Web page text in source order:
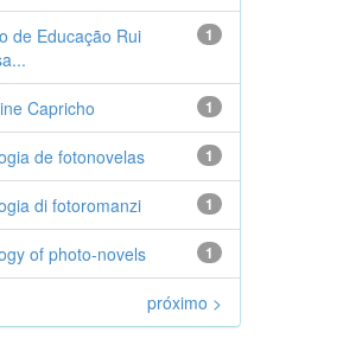
1
de Educação Rui
1
Capricho
1
de fotonovelas
1
di fotoromanzi
1
of photo-novels
próximo >